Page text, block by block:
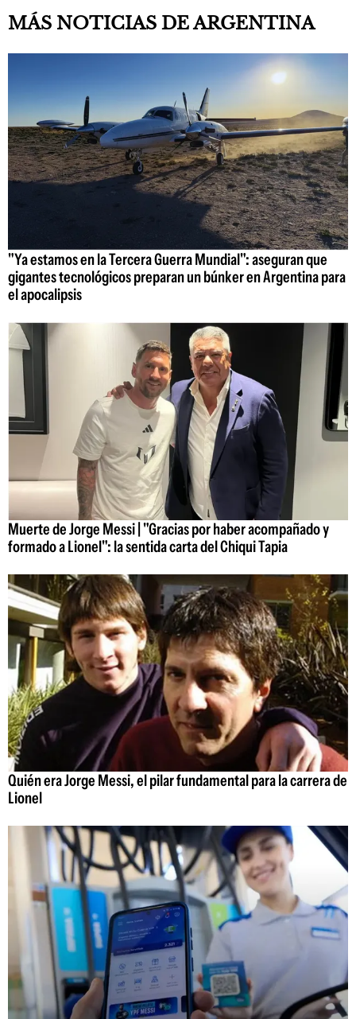
MÁS NOTICIAS DE ARGENTINA
"Ya estamos en la Tercera Guerra Mundial": aseguran que
gigantes tecnológicos preparan un búnker en Argentina para
el apocalipsis
Muerte de Jorge Messi | "Gracias por haber acompañado y
formado a Lionel": la sentida carta del Chiqui Tapia
Quién era Jorge Messi, el pilar fundamental para la carrera de
Lionel